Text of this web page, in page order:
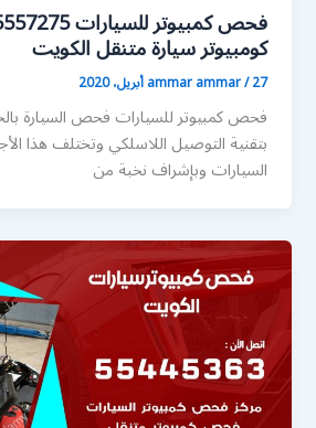
كومبيوتر سيارة متنقل الكويت
ammar ammar/27 أبريل، 2020
فحص كمبيوتر للسيارات فحص السيارة
بتقنية التوصيل اللاسلكي وتختلف هذا
السيارات وبإشراف نخبة من